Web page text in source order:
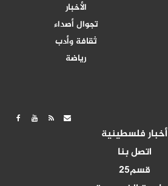
الأخبار
تجوال أصداء
ثقافة وأدب
رياضة
أخبار فلسطينية
اتصل بنا
قسم25